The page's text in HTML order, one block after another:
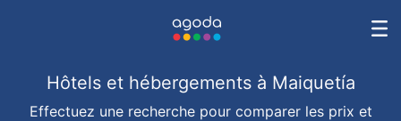
Hôtels et hébergements à Maiquetía
Effectuez une recherche pour comparer les prix et